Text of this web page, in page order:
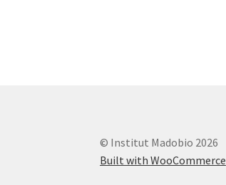
© Institut Madobio 2026
Built with WooCommerce